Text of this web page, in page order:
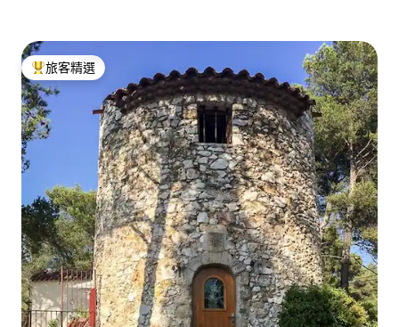
旅客精選榜首
旅客精選